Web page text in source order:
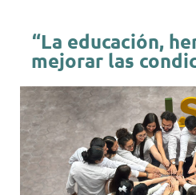
“La educación,
mejorar las